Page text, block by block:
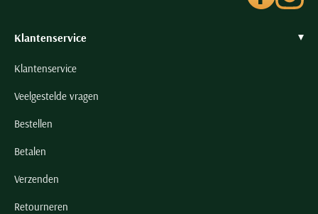
Klantenservice
Klantenservice
Veelgestelde vragen
Bestellen
Betalen
Verzenden
Retourneren